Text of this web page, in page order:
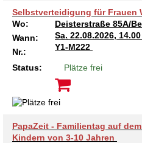
Selbstverteidigung für Frauen
Wo:
Deisterstraße 85A/
Wann:
Sa. 22.08.2026,
Nr.:
Y1-M222
Status: Plätze frei
PapaZeit - Familientag auf
Kindern von 3-10 Jahren